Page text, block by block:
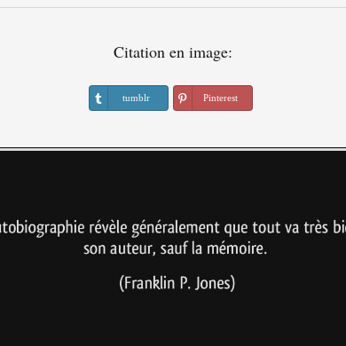
Citation en image:
tumblr Pinterest